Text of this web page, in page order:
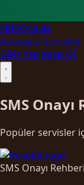
SMSOnayla
Anasayfa Servisler
Giriş Yap Kayıt Ol
SMS
Popüler servisler
SMS Onayı Rehberi